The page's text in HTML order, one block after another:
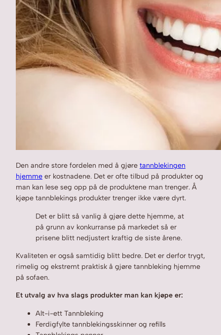
Den andre store fordelen med å gjøre tannblekingen
hjemme er kostnadene. Det er ofte tilbud på produkter og
man kan lese seg opp på de produktene man trenger. Å
kjøpe tannblekings produkter trenger ikke være dyrt.
Det er blitt så vanlig å gjøre dette hjemme, at
på grunn av konkurranse på markedet så er
prisene blitt nedjustert kraftig de siste årene.
Kvaliteten er også samtidig blitt bedre. Det er derfor trygt,
rimelig og ekstremt praktisk å gjøre tannbleking hjemme
på sofaen.
Et utvalg av hva slags produkter man kan kjøpe er:
Alt-i-ett Tannbleking
Ferdigfylte tannblekingsskinner og refills